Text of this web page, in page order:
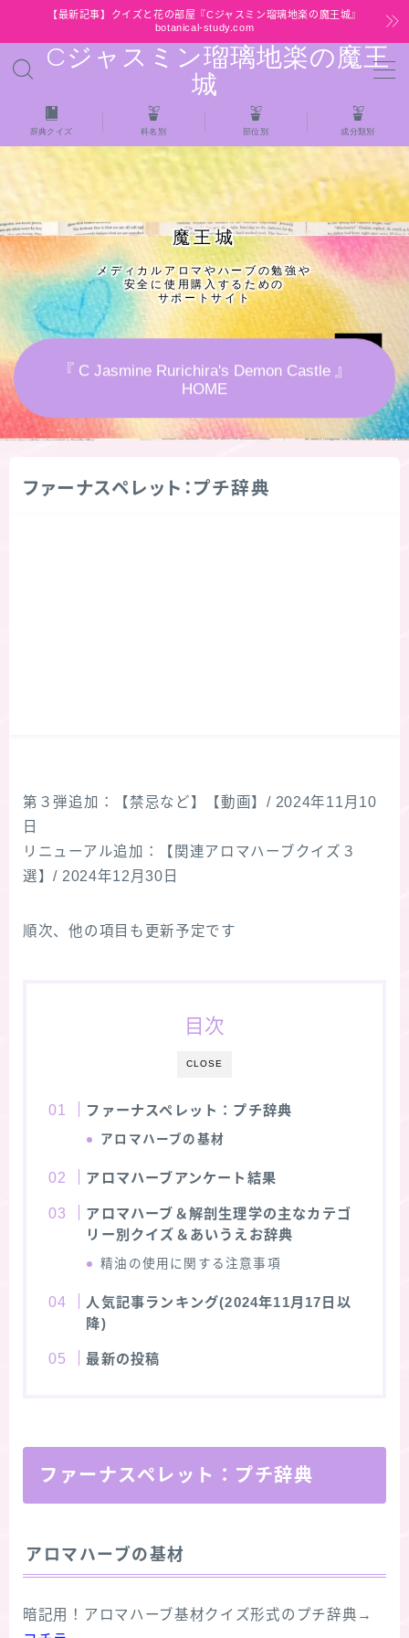
【最新記事】クイズと花の部屋『Cジャスミン瑠璃地楽の魔王城』
botanical-study.com
Cジャスミン瑠璃地楽の魔王
城
MENU
HOME
【最新】クイズと花の部屋
★全種/アロマハーブスパイス基材 プチ辞典ク
イズ＆プチ辞典
★アロマ検定＋αクイズ
★アロマハーブ傾向チェック
秘密部屋
おすすめ商品＆レビュー
★スペシャルアロマハーブ４択クイズ (kindle出
版限定)
FAQ
辞典クイズ 科名別 部位別 成分類別
魔王城
メディカルアロマやハーブの勉強や
安全に使用購入するための
サポートサイト
『 C Jasmine Rurichira's Demon Castle 』
HOME
ファーナスペレット：プチ辞典
第３弾追加：【禁忌など】【動画】/ 2024年11月10
日
リニューアル追加：【関連アロマハーブクイズ３
選】/ 2024年12月30日
順次、他の項目も更新予定です
CLOSE
目次
ファーナスペレット ：プチ辞典
アロマハーブの基材
アロマハーブアンケート結果
アロマハーブ＆解剖生理学の主なカテゴ
リー別クイズ＆あいうえお辞典
精油の使用に関する注意事項
人気記事ランキング(2024年11月17日以
降)
最新の投稿
ファーナスペレット ：プチ辞典
アロマハーブの基材
暗記用！アロマハーブ基材クイズ形式のプチ辞典→